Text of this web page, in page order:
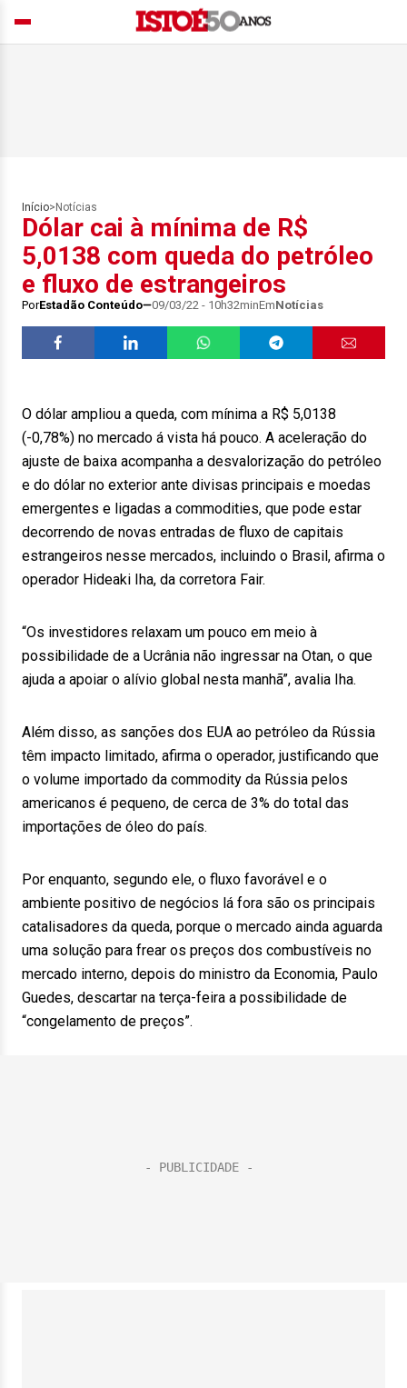
Início> Notícias
Dólar cai à mínima de R$
5,0138 com queda do petróleo
e fluxo de estrangeiros
PorEstadão Conteúdo 09/03/22 - 10h32minEmNotícias
O dólar ampliou a queda, com mínima a R$ 5,0138
(-0,78%) no mercado á vista há pouco. A aceleração do
ajuste de baixa acompanha a desvalorização do petróleo
e do dólar no exterior ante divisas principais e moedas
emergentes e ligadas a commodities, que pode estar
decorrendo de novas entradas de fluxo de capitais
estrangeiros nesse mercados, incluindo o Brasil, afirma o
operador Hideaki Iha, da corretora Fair.
“Os investidores relaxam um pouco em meio à
possibilidade de a Ucrânia não ingressar na Otan, o que
ajuda a apoiar o alívio global nesta manhã”, avalia Iha.
Além disso, as sanções dos EUA ao petróleo da Rússia
têm impacto limitado, afirma o operador, justificando que
o volume importado da commodity da Rússia pelos
americanos é pequeno, de cerca de 3% do total das
importações de óleo do país.
Por enquanto, segundo ele, o fluxo favorável e o
ambiente positivo de negócios lá fora são os principais
catalisadores da queda, porque o mercado ainda aguarda
uma solução para frear os preços dos combustíveis no
mercado interno, depois do ministro da Economia, Paulo
Guedes, descartar na terça-feira a possibilidade de
“congelamento de preços”.